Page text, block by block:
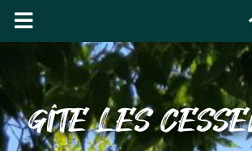
GÎTE LES